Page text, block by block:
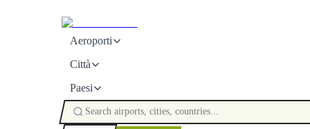
Aeroporti
Città
Paesi